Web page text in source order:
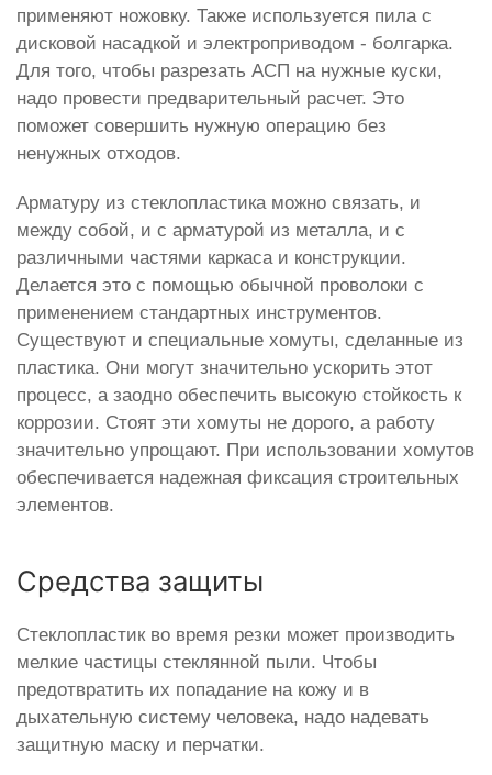
применяют ножовку. Также используется пила с
дисковой насадкой и электроприводом - болгарка.
Для того, чтобы разрезать АСП на нужные куски,
надо провести предварительный расчет. Это
поможет совершить нужную операцию без
ненужных отходов.
Арматуру из стеклопластика можно связать, и
между собой, и с арматурой из металла, и с
различными частями каркаса и конструкции.
Делается это с помощью обычной проволоки с
применением стандартных инструментов.
Существуют и специальные хомуты, сделанные из
пластика. Они могут значительно ускорить этот
процесс, а заодно обеспечить высокую стойкость к
коррозии. Стоят эти хомуты не дорого, а работу
значительно упрощают. При использовании хомутов
обеспечивается надежная фиксация строительных
элементов.
Средства защиты
Стеклопластик во время резки может производить
мелкие частицы стеклянной пыли. Чтобы
предотвратить их попадание на кожу и в
дыхательную систему человека, надо надевать
защитную маску и перчатки.